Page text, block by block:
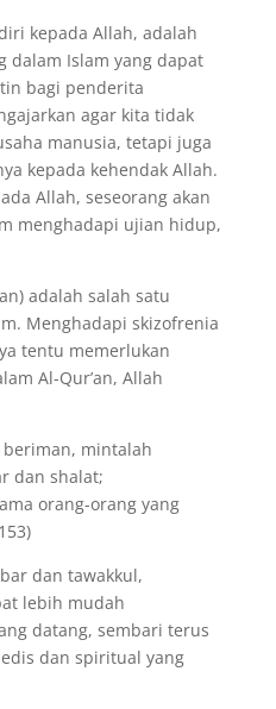
kepada Allah, adalah
dalam Islam yang dapat
bagi penderita
agar kita tidak
manusia, tetapi juga
kepada kehendak Allah.
Allah, seseorang akan
menghadapi ujian hidup,
adalah salah satu
Menghadapi skizofrenia
tentu memerlukan
Al-Qur’an, Allah
beriman, mintalah
dan shalat;
orang-orang yang
dan tawakkul,
lebih mudah
datang, sembari terus
dan spiritual yang